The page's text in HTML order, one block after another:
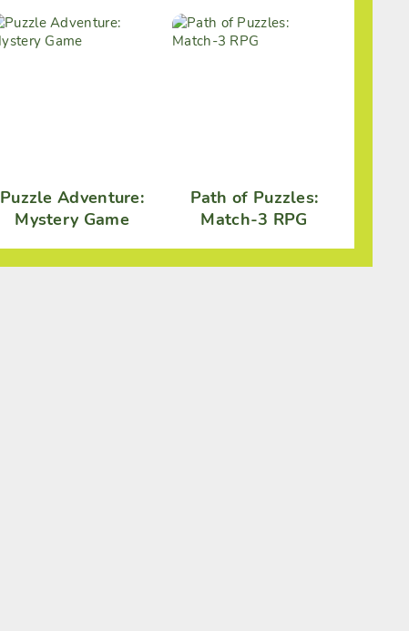
Puzzle Adventure:
Mystery Game
Path of Puzzles:
Match-3 RPG